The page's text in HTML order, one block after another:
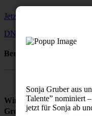
Jetzt Notdienstapotheke
Sonja Gruber aus
Talente” nominiert
jetzt für Sonja ab
DNA-Analysen
Beratung mit 💚 für Ihre
Wir sind Träger des
Great Apo to Work 2025